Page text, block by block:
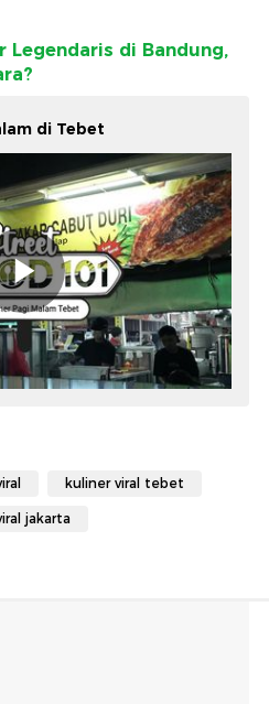
Legendaris di Bandung,
di Tebet
kuliner viral tebet
jakarta